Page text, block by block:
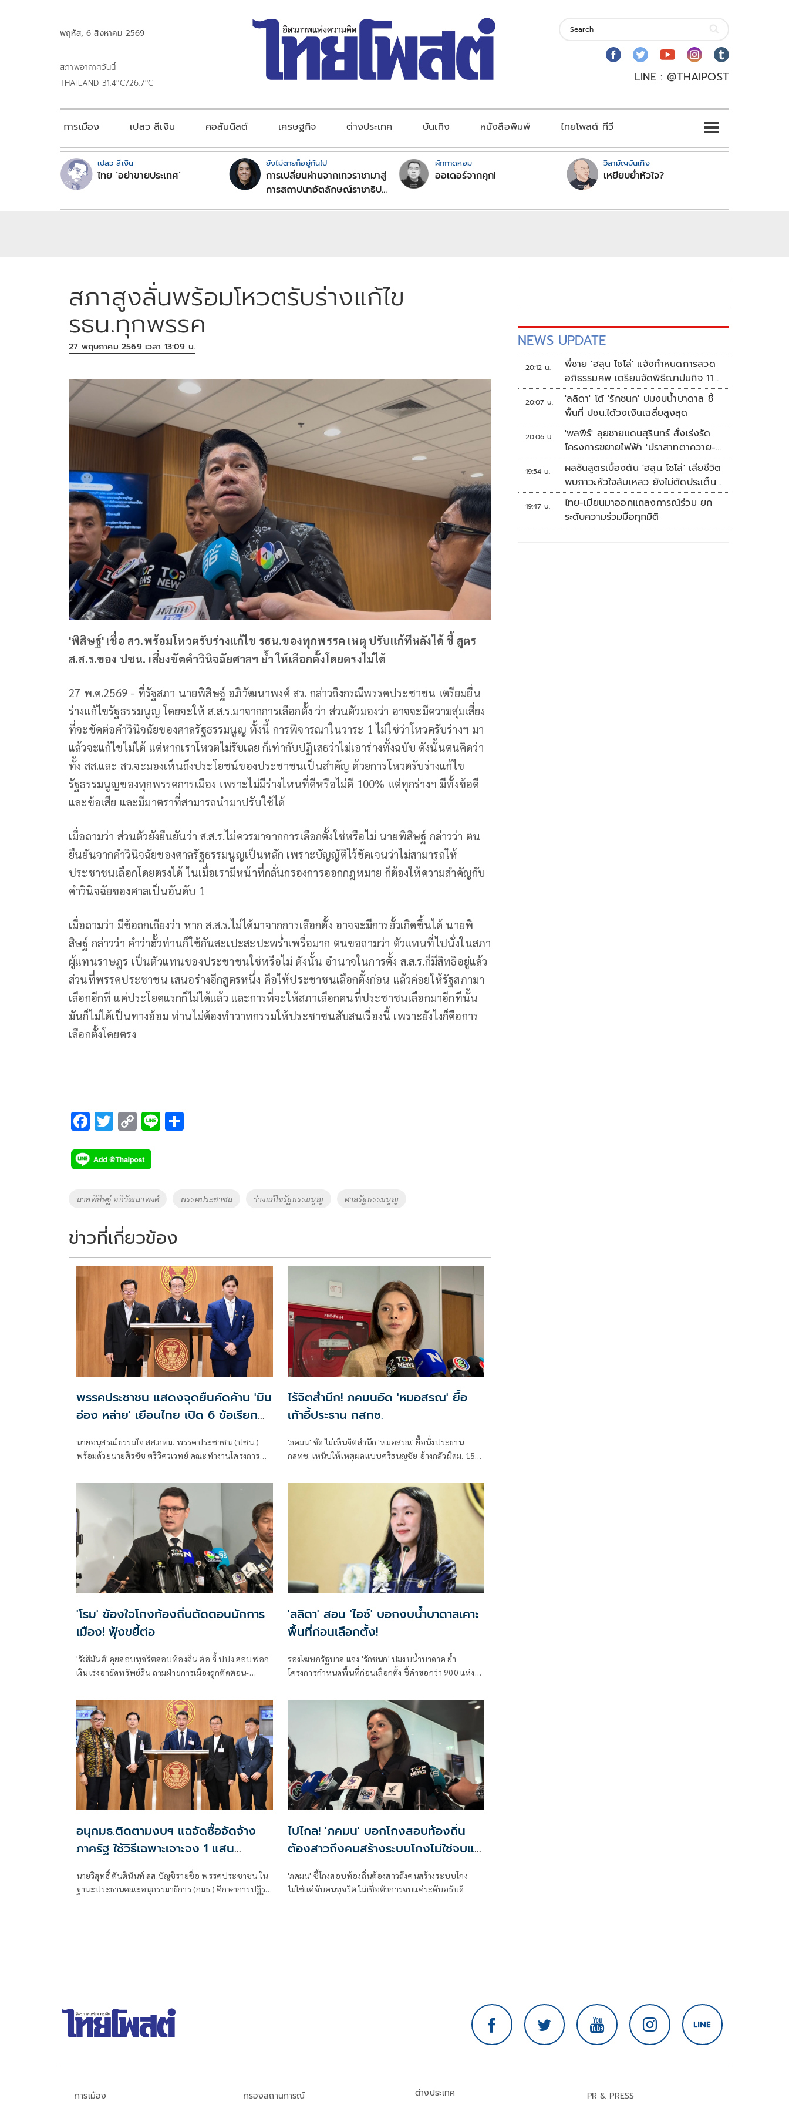
พฤหัส, 6 สิงหาคม 2569
สภาพอากาศวันนี้
THAILAND 31.4°C/26.7°C
LINE : @THAIPOST
การเมือง เปลว สีเงิน คอลัมนิสต์ เศรษฐกิจ ต่างประเทศ บันเทิง หนังสือพิมพ์ ไทยโพสต์ ทีวี
เปลว สีเงิน
ไทย ‘อย่าขายประเทศ’
ยังไม่ตายก็อยู่กันไป
การเปลี่ยนผ่านจากเทวราชามาสู่
การสถาปนาอัตลักษณ์ราชาธิป
ผักกาดหอม
ออเดอร์จากคุก!
วิสามัญบันเทิง
เหยียบย่ำหัวใจ?
สภาสูงลั่นพร้อมโหวตรับร่างแก้ไข
รธน.ทุกพรรค
27 พฤษภาคม 2569 เวลา 13:09 น.
'พิสิษฐ์' เชื่อ สว.พร้อมโหวตรับร่างแก้ไข รธน.ของทุกพรรค เหตุ ปรับแก้ทีหลังได้ ชี้ สูตร
ส.ส.ร.ของ ปชน. เสี่ยงขัดคำวินิจฉัยศาลฯ ยํ้า ให้เลือกตั้งโดยตรงไม่ได้
27 พ.ค.2569 - ที่รัฐสภา นายพิสิษฐ์ อภิวัฒนาพงศ์ สว. กล่าวถึงกรณีพรรคประชาชน เตรียมยื่น
ร่างแก้ไขรัฐธรรมนูญ โดยจะให้ ส.ส.ร.มาจากการเลือกตั้ง ว่า ส่วนตัวมองว่า อาจจะมีความสุ่มเสี่ยง
ที่จะขัดต่อคำวินิจฉัยของศาลรัฐธรรมนูญ ทั้งนี้ การพิจารณาในวาระ 1 ไม่ใช่ว่าโหวตรับร่างฯ มา
แล้วจะแก้ไขไม่ได้ แต่หากเราโหวตไม่รับเลย ก็เท่ากับปฏิเสธว่าไม่เอาร่างทั้งฉบับ ดังนั้นตนคิดว่า
ทั้ง สส.และ สว.จะมองเห็นถึงประโยชน์ของประชาชนเป็นสำคัญ ด้วยการโหวตรับร่างแก้ไข
รัฐธรรมนูญของทุกพรรคการเมือง เพราะไม่มีร่างไหนที่ดีหรือไม่ดี 100% แต่ทุกร่างฯ มีทั้งข้อดี
และข้อเสีย และมีมาตราที่สามารถนำมาปรับใช้ได้
เมื่อถามว่า ส่วนตัวยังยืนยันว่า ส.ส.ร.ไม่ควรมาจากการเลือกตั้งใช่หรือไม่ นายพิสิษฐ์ กล่าวว่า ตน
ยืนยันจากคำวินิจฉัยของศาลรัฐธรรมนูญเป็นหลัก เพราะบัญญัติไว้ชัดเจนว่าไม่สามารถให้
ประชาชนเลือกโดยตรงได้ ในเมื่อเรามีหน้าที่กลั่นกรองการออกกฎหมาย ก็ต้องให้ความสำคัญกับ
คำวินิจฉัยของศาลเป็นอันดับ 1
เมื่อถามว่า มีข้อถกเถียงว่า หาก ส.ส.ร.ไม่ได้มาจากการเลือกตั้ง อาจจะมีการฮั้วเกิดขึ้นได้ นายพิ
สิษฐ์ กล่าวว่า คำว่าฮั้วท่านก็ใช้กันสะเปะสะปะพร่ำเพรื่อมาก ตนขอถามว่า ตัวแทนที่ไปนั่งในสภา
ผู้แทนราษฎร เป็นตัวแทนของประชาชนใช่หรือไม่ ดังนั้น อำนาจในการตั้ง ส.ส.ร.ก็มีสิทธิอยู่แล้ว
ส่วนที่พรรคประชาชน เสนอร่างอีกสูตรหนึ่ง คือให้ประชาชนเลือกตั้งก่อน แล้วค่อยให้รัฐสภามา
เลือกอีกที แค่ประโยคแรกก็ไม่ได้แล้ว และการที่จะให้สภาเลือกคนที่ประชาชนเลือกมาอีกทีนั้น
มันก็ไม่ได้เป็นทางอ้อม ท่านไม่ต้องทำวาทกรรมให้ประชาชนสับสนเรื่องนี้ เพราะยังไงก็คือการ
เลือกตั้งโดยตรง
F
e
b
o
k
T
tt
er
C
p
y
Li
k
Li
Tags
นายพิสิษฐ์ อภิวัฒนาพงศ์ พรรคประชาชน ร่างแก้ไขรัฐธรรมนูญ ศาลรัฐธรรมนูญ
ข่าวที่เกี่ยวข้อง
พรรคประชาชน แสดงจุดยืนคัดค้าน 'มิน
อ่อง หล่าย' เยือนไทย เปิด 6 ข้อเรียก
นายอนุสรณ์ ธรรมใจ สส.กทม. พรรคประชาชน (ปชน.)
พร้อมด้วยนายศิรชัช ตรีวิศวเวทย์ คณะทำงานโครงการ
ชน และการพัฒนาอย่างยั่งยืน แถลงคัดค้านการเยือนไทย
อย่างเป็นทางการของพลเอกอาวุโส มิน ออง ไลง์
ไร้จิตสำนึก! ภคมนอัด 'หมอสรณ' ยื้อ
เก้าอี้ประธาน กสทช.
'ภคมน' ซัด ไม่เห็นจิตสำนึก 'หมอสรณ' ยื้อนั่งประธาน
กสทช. เหน็บให้เหตุผลแบบศรีธนญชัย อ้างกลัวผิดม. 157
เกล้าฯปลดพ้นตำแหน่งได้แล้ว
'โรม' ข้องใจโกงท้องถิ่นตัดตอนนักการ
เมือง! ฟุ้งขยี้ต่อ
'รังสิมันต์' ลุยสอบทุจริตสอบท้องถิ่น ต่อ จี้ ปปง.สอบฟอก
เงิน เร่งอายัดทรัพย์สิน ถามฝ่ายการเมืองถูกตัดตอน-
มาตรการป้องกันจะรัดกุมหรือไม่
'ลลิดา' สอน 'ไอซ์' บอกงบน้ำบาดาลเคาะ
พื้นที่ก่อนเลือกตั้ง!
รองโฆษกรัฐบาล แจง 'รักชนก' ปมงบน้ำบาดาล ย้ำ
โครงการกำหนดพื้นที่ก่อนเลือกตั้ง ชี้คำขอกว่า 900 แห่ง
อนุกมธ.ติดตามงบฯ แฉจัดซื้อจัดจ้าง
ภาครัฐ ใช้วิธีเฉพาะเจาะจง 1 แสน
โครงการทั่วประเทศ เอื้อทุจริตงบกว่า 5
หมื่นล้านบาท
นายวิสุทธิ์ ตันตินันท์ สส.บัญชีรายชื่อ พรรคประชาชน ใน
ฐานะประธานคณะอนุกรรมาธิการ (กมธ.) ศึกษาการปฏิรูป
ไปไกล! 'ภคมน' บอกโกงสอบท้องถิ่น
ต้องสาวถึงคนสร้างระบบโกงไม่ใช่จบแค่
อธิบดี
'ภคมน' ชี้โกงสอบท้องถิ่นต้องสาวถึงคนสร้างระบบโกง
ไม่ใช่แค่จับคนทุจริต ไม่เชื่อตัวการจบแค่ระดับอธิบดี
NEWS UPDATE
20:12 น.
พี่ชาย 'ฮลุน โซโล่' แจ้งกำหนดการสวด
อภิธรรมศพ เตรียมจัดพิธีฌาปนกิจ 11
ส.ค.
20:07 น.
'ลลิดา' โต้ 'รักชนก' ปมงบน้ำบาดาล ชี้
พื้นที่ ปชน.ได้วงเงินเฉลี่ยสูงสุด
20:06 น.
'พลพีร์' ลุยชายแดนสุรินทร์ สั่งเร่งรัด
โครงการขยายไฟฟ้า 'ปราสาทตาควาย-
เนิน 350'
19:54 น.
ผลชันสูตรเบื้องต้น 'ฮลุน โซโล่' เสียชีวิต
พบภาวะหัวใจล้มเหลว ยังไม่ตัดประเด็น
สารพิษ รอจอร์เจียส่งผลตรวจครั้งแรก
19:47 น.
ไทย-เมียนมาออกแถลงการณ์ร่วม ยก
ระดับความร่วมมือทุกมิติ
การเมือง กรองสถานการณ์
ต่างประเทศ
PR & PRESS